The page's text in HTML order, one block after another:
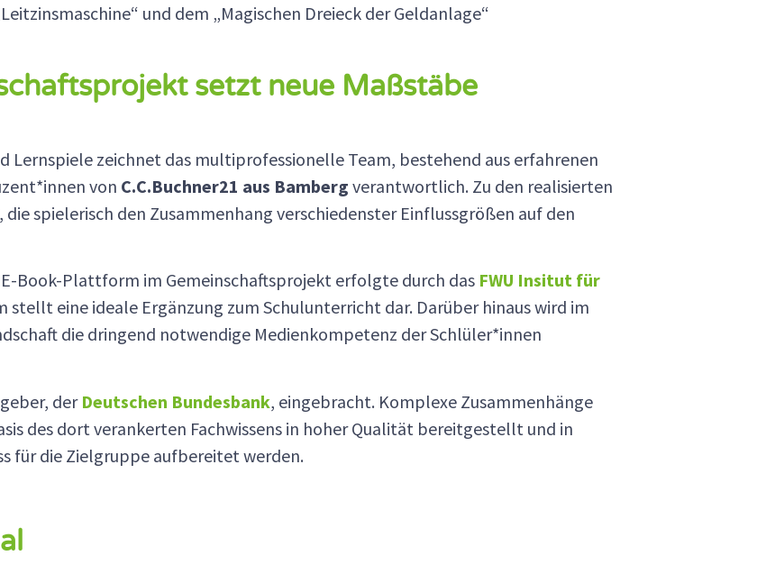
und dem „Magischen Dreieck der Geldanlage“
setzt neue Maßstäbe
Lernspiele zeichnet das multiprofessionelle Team, bestehend aus erfahrenen
von C.C.Buchner21 aus Bamberg verantwortlich. Zu den realisierten
spielerisch den Zusammenhang verschiedenster Einflussgrößen auf den
Book-Plattform im Gemeinschaftsprojekt erfolgte durch das FWU Insitut für
stellt eine ideale Ergänzung zum Schulunterricht dar. Darüber hinaus wird im
die dringend notwendige Medienkompetenz der Schlüler*innen
der Deutschen Bundesbank, eingebracht. Komplexe Zusammenhänge
des dort verankerten Fachwissens in hoher Qualität bereitgestellt und in
für die Zielgruppe aufbereitet werden.